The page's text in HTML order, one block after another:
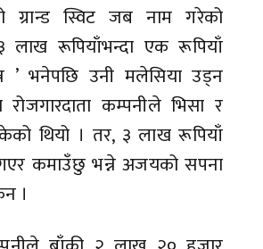
ग्रान्ड स्विट जब नाम गरेको
लाख रूपियाँभन्दा एक रूपियाँ
’ भनेपछि उनी मलेसिया उड्न
कम्पनीले भिसा र
थियो । तर, ३ लाख रूपियाँ
गएर कमाउँछु भन्ने अजयको सपना
।